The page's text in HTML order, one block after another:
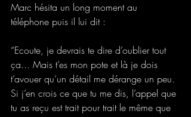
Marc hésita un long moment au
téléphone puis il lui dit :
“Ecoute, je devrais te dire d’oublier tout
ça... Mais t’es mon pote et là je dois
t’avouer qu’un détail me dérange un peu.
Si j’en crois ce que tu me dis, l’appel que
tu as reçu est trait pour trait le même que